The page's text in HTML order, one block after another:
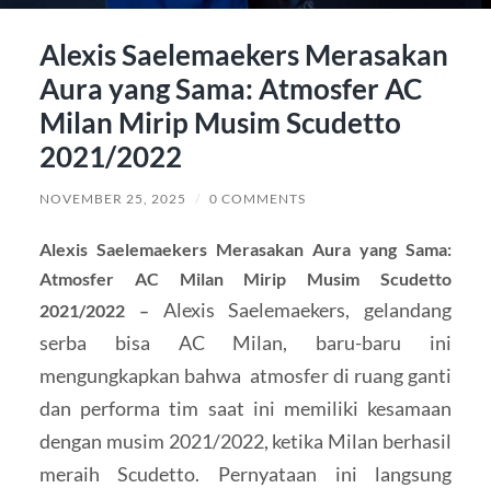
Alexis Saelemaekers Merasakan
Aura yang Sama: Atmosfer AC
Milan Mirip Musim Scudetto
2021/2022
NOVEMBER 25, 2025 / 0 COMMENTS
Alexis Saelemaekers Merasakan Aura yang Sama:
Atmosfer AC Milan Mirip Musim Scudetto
2021/2022 – Alexis Saelemaekers, gelandang
serba bisa AC Milan, baru-baru ini
mengungkapkan bahwa atmosfer di ruang ganti
dan performa tim saat ini memiliki kesamaan
dengan musim 2021/2022, ketika Milan berhasil
meraih Scudetto. Pernyataan ini langsung